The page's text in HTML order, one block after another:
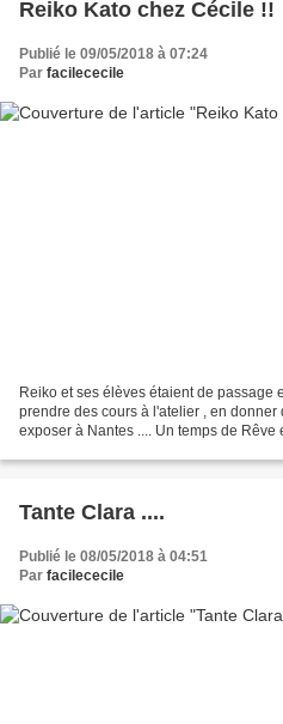
Reiko Kato chez Cécile !!
Publié le 09/05/2018 à 07:24
Par facilececile
Reiko et ses élèves étaient de passage
prendre des cours à l'atelier , en
exposer à Nantes .... Un temps de
Tante Clara ....
Publié le 08/05/2018 à 04:51
Par facilececile